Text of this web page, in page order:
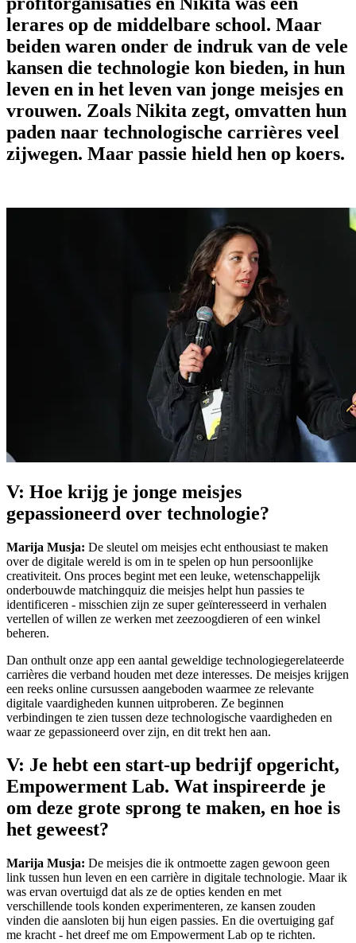
lerares op de middelbare school. Maar
beiden waren onder de indruk van de vele
kansen die technologie kon bieden, in hun
leven en in het leven van jonge meisjes en
vrouwen. Zoals Nikita zegt, omvatten hun
paden naar technologische carrières veel
zijwegen. Maar passie hield hen op koers.
V: Hoe krijg je jonge meisjes
gepassioneerd over technologie?
Marija Musja: De sleutel om meisjes echt enthousiast te maken
over de digitale wereld is om in te spelen op hun persoonlijke
creativiteit. Ons proces begint met een leuke, wetenschappelijk
onderbouwde matchingquiz die meisjes helpt hun passies te
identificeren - misschien zijn ze super geïnteresseerd in verhalen
vertellen of willen ze werken met zeezoogdieren of een winkel
beheren.
Dan onthult onze app een aantal geweldige technologiegerelateerde
carrières die verband houden met deze interesses. De meisjes krijgen
een reeks online cursussen aangeboden waarmee ze relevante
digitale vaardigheden kunnen uitproberen. Ze beginnen
verbindingen te zien tussen deze technologische vaardigheden en
waar ze gepassioneerd over zijn, en dit trekt hen aan.
V: Je hebt een start-up bedrijf opgericht,
Empowerment Lab. Wat inspireerde je
om deze grote sprong te maken, en hoe is
het geweest?
Marija Musja: De meisjes die ik ontmoette zagen gewoon geen
link tussen hun leven en een carrière in digitale technologie. Maar ik
was ervan overtuigd dat als ze de opties kenden en met
verschillende tools konden experimenteren, ze kansen zouden
vinden die aansloten bij hun eigen passies. En die overtuiging gaf
me kracht - het dreef me om Empowerment Lab op te richten.